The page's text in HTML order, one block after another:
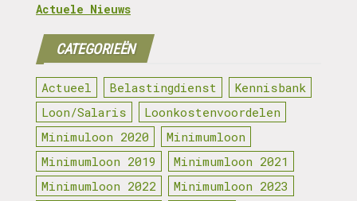
Actuele Nieuws
CATEGORIEËN
Actueel Belastingdienst
Kennisbank
Loon/Salaris
Loonkostenvoordelen
Minimuloon 2020
Minimumloon
Minimumloon 2019
Minimumloon 2021
Minimumloon 2022
Minimumloon 2023